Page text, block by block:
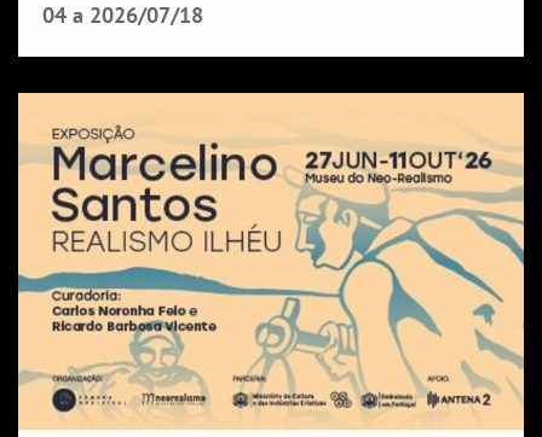
04 a 2026/07/18